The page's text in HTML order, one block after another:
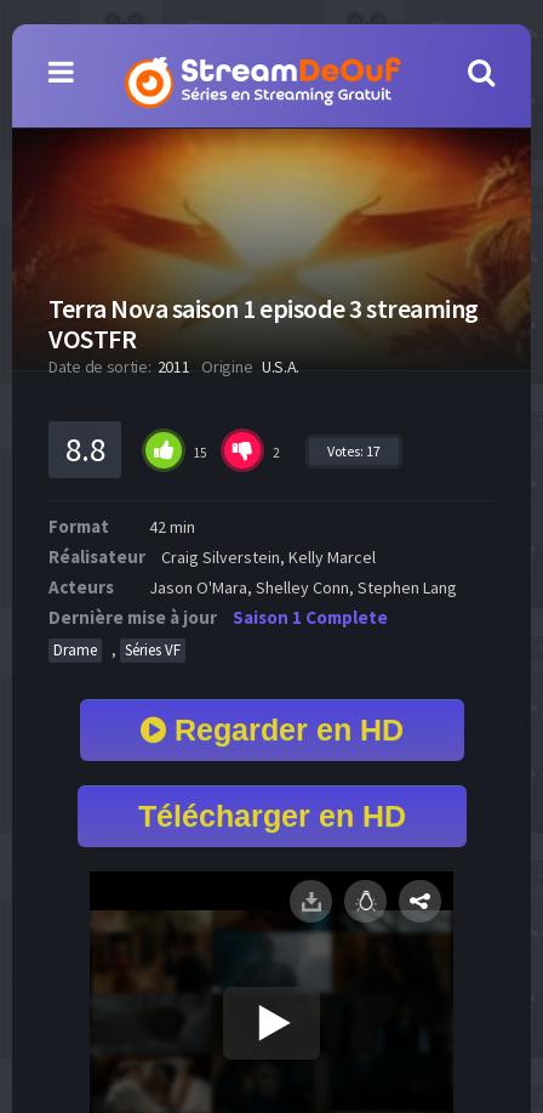
Terra Nova saison 1 episode 3 streaming
VOSTFR
Date de sortie: 2011 Origine U.S.A.
8.8 15 2 Votes: 17
Format 42 min
Réalisateur Craig Silverstein, Kelly Marcel
Acteurs Jason O'Mara, Shelley Conn, Stephen Lang
Dernière mise à jour Saison 1 Complete
Drame , Séries VF
Regarder en HD
Télécharger en HD